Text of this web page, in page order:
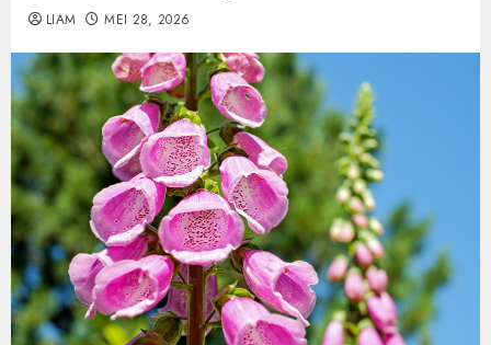
LIAM MEI 28, 2026